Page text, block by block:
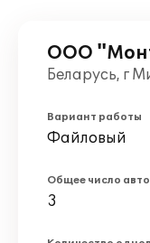
ООО
Беларусь, г
Вариант работы
Файловый
Общее число
3